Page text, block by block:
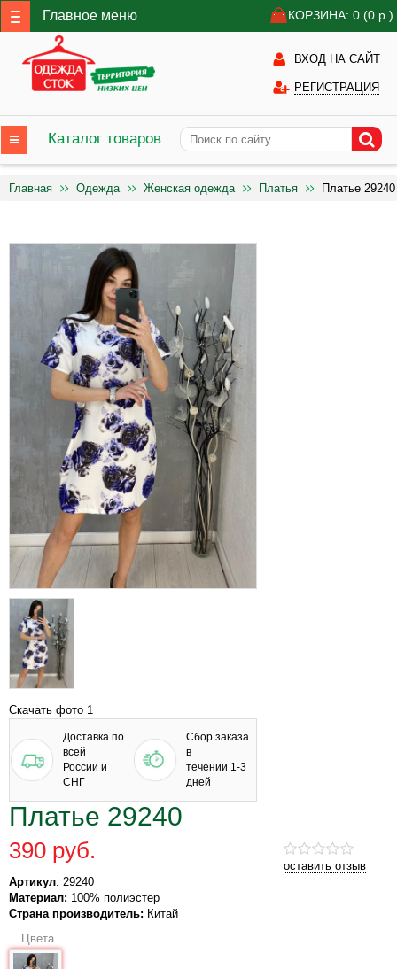
Главное меню КОРЗИНА: 0 (0 р.)
ВХОД НА САЙТ
РЕГИСТРАЦИЯ
Каталог товаров
Главная Одежда Женская одежда Платья Платье 29240
Скачать фото 1
Доставка по
всей
России и
СНГ
Сбор заказа
в
течении 1-3
дней
Платье 29240
оставить отзыв
390 руб.
Артикул: 29240
Материал: 100% полиэстер
Страна производитель: Китай
Цвета